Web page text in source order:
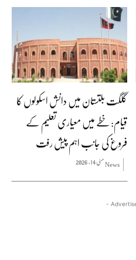
گلگت بلتستان میں دانش اسکولوں کا
قیام: خطے میں معیاری تعلیم کے
فروغ کی جانب اہم پیش رفت
Newsمئی 14, 2026